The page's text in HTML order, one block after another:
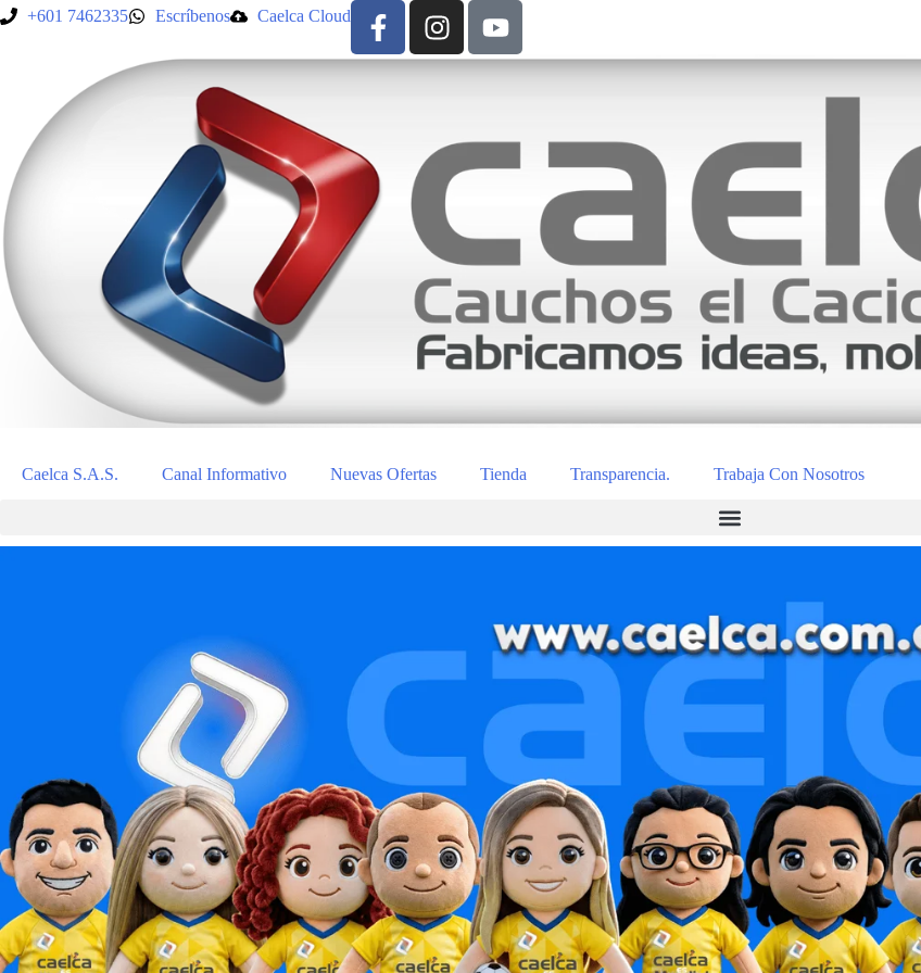
+601 7462335 Escríbenos Caelca Cloud
Caelca S.A.S. Canal Informativo Nuevas Ofertas Tienda Transparencia. Trabaja Con Nosotros